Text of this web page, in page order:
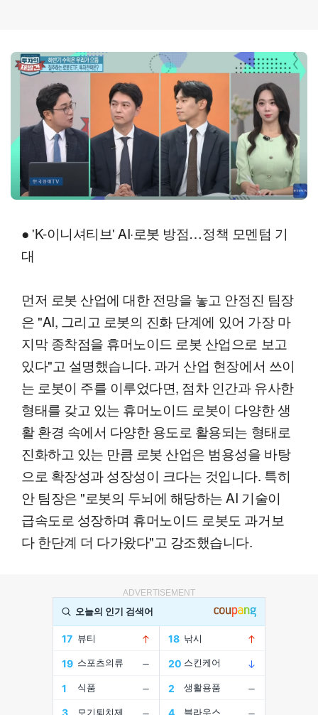
● 'K-이니셔티브' AI·로봇 방점…정책 모멘텀 기
대
먼저 로봇 산업에 대한 전망을 놓고 안정진 팀장
은 "AI, 그리고 로봇의 진화 단계에 있어 가장 마
지막 종착점을 휴머노이드 로봇 산업으로 보고
있다"고 설명했습니다. 과거 산업 현장에서 쓰이
는 로봇이 주를 이루었다면, 점차 인간과 유사한
형태를 갖고 있는 휴머노이드 로봇이 다양한 생
활 환경 속에서 다양한 용도로 활용되는 형태로
진화하고 있는 만큼 로봇 산업은 범용성을 바탕
으로 확장성과 성장성이 크다는 것입니다. 특히
안 팀장은 "로봇의 두뇌에 해당하는 AI 기술이
급속도로 성장하며 휴머노이드 로봇도 과거보
다 한단계 더 다가왔다"고 강조했습니다.
ADVERTISEMENT